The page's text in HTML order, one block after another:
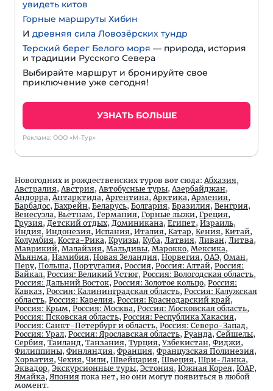
увидеть китов
Горные маршруты Хибин
И древняя сила Ловозёрских тундр
Терский берег Белого моря — природа, история
и традиции Русского Севера
Выбирайте маршрут и бронируйте свое
приключение уже сегодня!
УЗНАТЬ БОЛЬШЕ
Реклама: ООО «М-Тур»
Новогодних и рождественских туров вот сюда: Абхазия,
Австралия, Австрия, Автобусные туры, Азербайджан,
Андорра, Антарктида, Аргентина, Арктика, Армения,
Барбадос, Бахрейн, Беларусь, Болгария, Бразилия, Венгрия,
Венесуэла, Вьетнам, Германия, Горные лыжи, Греция,
Грузия, Детский отдых, Доминикана, Египет, Израиль,
Индия, Индонезия, Испания, Италия, Катар, Кения, Китай,
Колумбия, Коста-Рика, Круизы, Куба, Латвия, Ливан, Литва,
Маврикий, Малайзия, Мальдивы, Марокко, Мексика,
Мьянма, Намибия, Новая Зеландия, Норвегия, ОАЭ, Оман,
Перу, Польша, Португалия, Россия, Россия: Алтай, Россия:
Байкал, Россия: Великий Устюг, Россия: Вологодская область,
Россия: Дальний Восток, Россия: Золотое кольцо, Россия:
Кавказ, Россия: Калининградская область, Россия: Калужская
область, Россия: Карелия, Россия: Краснодарский край,
Россия: Крым, Россия: Москва, Россия: Московская область,
Россия: Псковская область, Россия: Республика Хакасия,
Россия: Санкт-Петербург и область, Россия: Северо-Запад,
Россия: Урал, Россия: Ярославская область, Руанда, Сейшелы,
Сербия, Таиланд, Танзания, Турция, Узбекистан, Фиджи,
Филиппины, Финляндия, Франция, Французская Полинезия,
Хорватия, Чехия, Чили, Швейцария, Швеция, Шри-Ланка,
Эквадор, Экскурсионные туры, Эстония, Южная Корея, ЮАР,
Ямайка, Япония пока нет, но они могут появиться в любой
момент.